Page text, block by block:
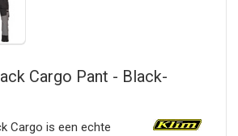
Cargo Pant - Black-
Cargo is een echte